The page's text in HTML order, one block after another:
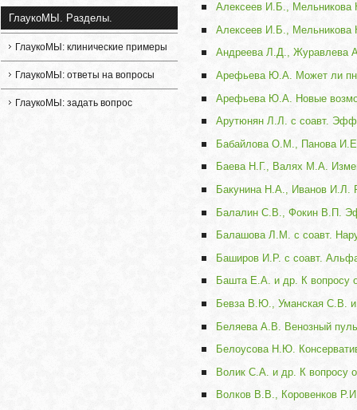
ГлаукоМЫ. Разделы.
ГлаукоМЫ: клинические примеры
ГлаукоМЫ: ответы на вопросы
ГлаукоМЫ: задать вопрос
Алексеев И.Б., Мельникова
Алексеев И.Б., Мельникова
Андреева Л.Д., Журавлева
Арефьева Ю.А. Может ли
Арефьева Ю.А. Новые
Арутюнян Л.Л. с соавт.
Бабайлова О.М., Панова
Баева Н.Г., Валях М.А.
Бакунина Н.А., Иванов И.Л.
Балалин С.В., Фокин В.П.
Балашова Л.М. с соавт.
Баширов И.Р. с соавт.
Башта Е.А. и др. К вопросу
Бевза В.Ю., Уманская С.В. и
Беляева А.В. Венозный
Белоусова Н.Ю.
Волик С.А. и др. К вопросу
Волков В.В., Коровенков